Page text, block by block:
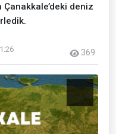
deniz
369